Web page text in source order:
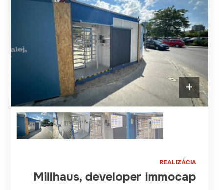
+
REALIZÁCIA
Millhaus, developer Immocap